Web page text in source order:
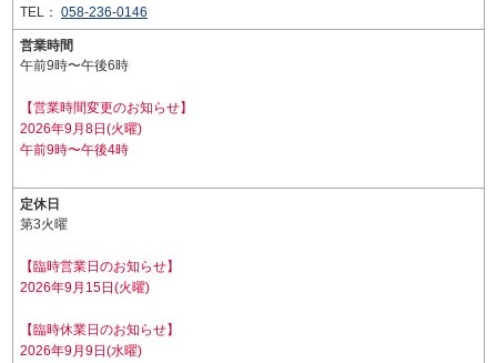
TEL： 058-236-0146
営業時間
午前9時〜午後6時
【営業時間変更のお知らせ】
2026年9月8日(火曜)
午前9時〜午後4時
定休日
第3火曜
【臨時営業日のお知らせ】
2026年9月15日(火曜)
【臨時休業日のお知らせ】
2026年9月9日(水曜)